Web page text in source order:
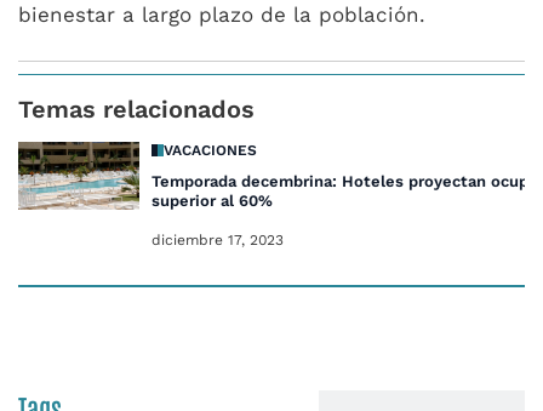
bienestar a largo plazo de la población.
Temas relacionados
VACACIONES
Temporada decembrina: Hoteles proyectan
superior al 60%
diciembre 17, 2023